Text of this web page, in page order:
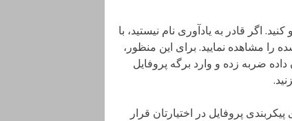
اگر قادر به یادآوری نام نیستید، با
را مشاهده نمایید. برای این منظور،
ضربه زده و وارد برگه پروفایل
پروفایل در اختیارتان قرار